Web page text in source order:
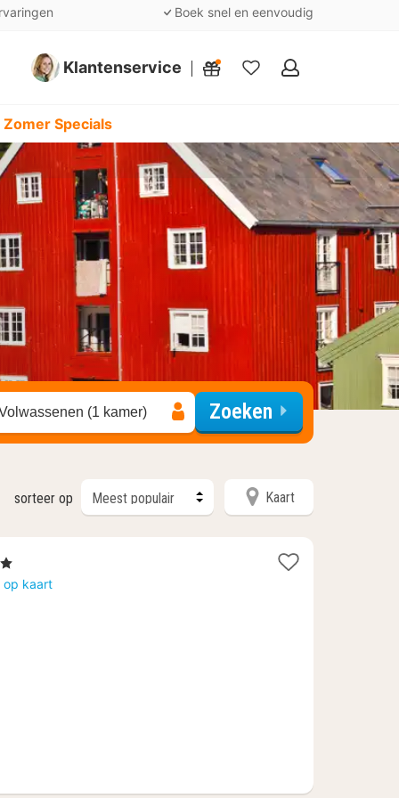
Boek snel en eenvoudig
Klantenservice
Mijn
Specials
(1 kamer) Zoeken
sorteer op Kaart
op kaart